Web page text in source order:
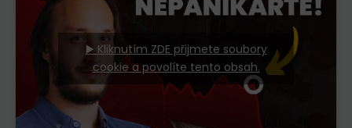
▶️ Kliknutím ZDE přijmete soubory
cookie a povolíte tento obsah.